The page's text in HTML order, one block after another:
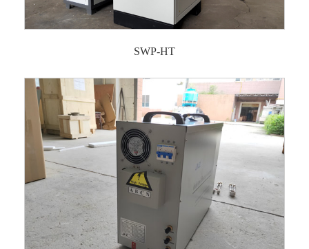
SWP-HT